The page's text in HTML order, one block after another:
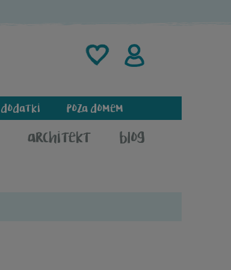
dodatki poza domem
architekt blog